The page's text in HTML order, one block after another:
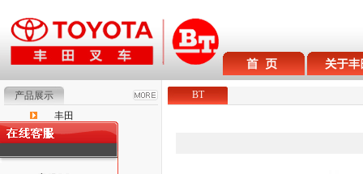
产品展示
丰田
BT
Raymond
BT